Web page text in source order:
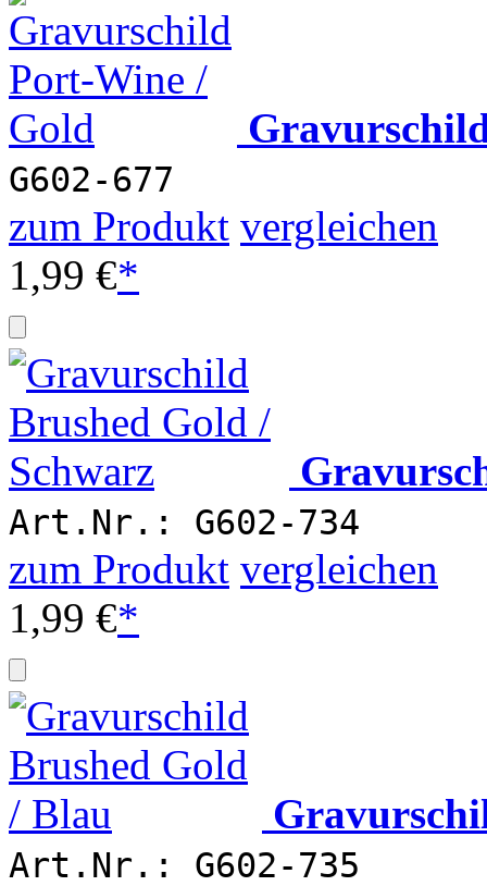
G602-677
zum Produkt vergleichen
1,99 €*
Art.Nr.: G602-734
zum Produkt vergleichen
1,99 €*
Art.Nr.: G602-735